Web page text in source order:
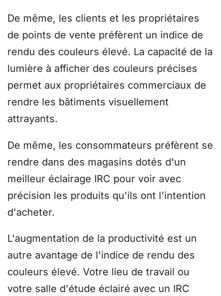
De même, les clients et les propriétaires
de points de vente préfèrent un indice de
rendu des couleurs élevé. La capacité de la
lumière à afficher des couleurs précises
permet aux propriétaires commerciaux de
rendre les bâtiments visuellement
attrayants.
De même, les consommateurs préfèrent se
rendre dans des magasins dotés d'un
meilleur éclairage IRC pour voir avec
précision les produits qu'ils ont l'intention
d'acheter.
L'augmentation de la productivité est un
autre avantage de l'indice de rendu des
couleurs élevé. Votre lieu de travail ou
votre salle d'étude éclairé avec un IRC